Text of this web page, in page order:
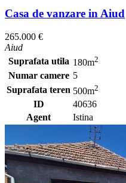
Casa de vanzare in Aiud
265.000 €
Aiud
Suprafata utila 180m2
Numar camere 5
Suprafata teren 500m2
ID
40636
Agent
Istina